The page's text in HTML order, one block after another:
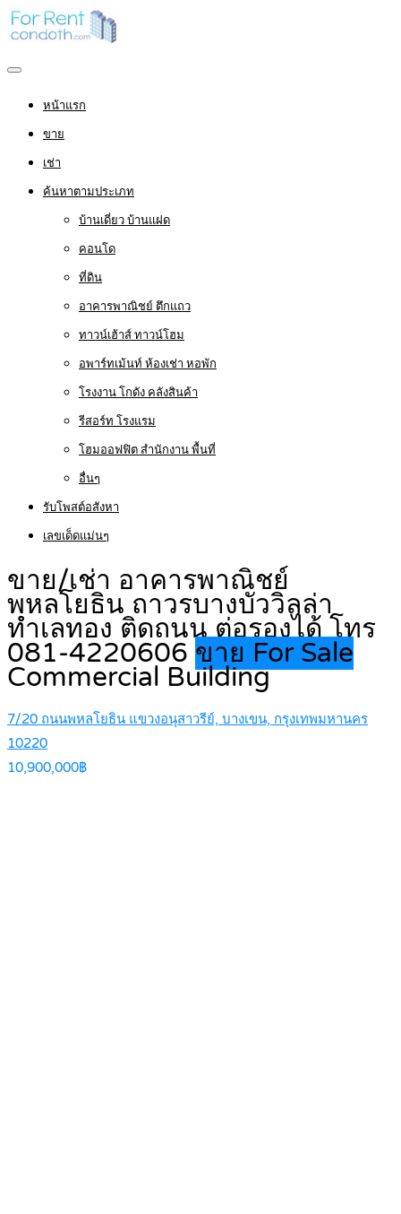
หน้าแรก
ขาย
เช่า
ค้นหาตามประเภท
บ้านเดี่ยว บ้านแฝด
คอนโด
ที่ดิน
อาคารพาณิชย์ ตึกแถว
ทาวน์เฮ้าส์ ทาวน์โฮม
อพาร์ทเม้นท์ ห้องเช่า หอพัก
โรงงาน โกดัง คลังสินค้า
รีสอร์ท โรงแรม
โฮมออฟฟิต สำนักงาน พื้นที่
อื่นๆ
รับโพสต์อสังหา
เลขเด็ดแม่นๆ
ขาย/เช่า อาคารพาณิชย์
พหลโยธิน ถาวรบางบัววิลล่า
ทำเลทอง ติดถนน ต่อรองได้ โทร
081-4220606 ขาย For Sale
Commercial Building
7/20 ถนนพหลโยธิน แขวงอนุสาวรีย์, บางเขน, กรุงเทพมหานคร
10220
10,900,000฿